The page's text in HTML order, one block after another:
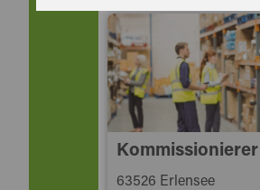
63526 Erlensee